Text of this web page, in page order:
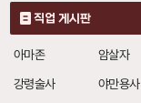
직업 게시판
아마존
암살자
강령술사
야만용사